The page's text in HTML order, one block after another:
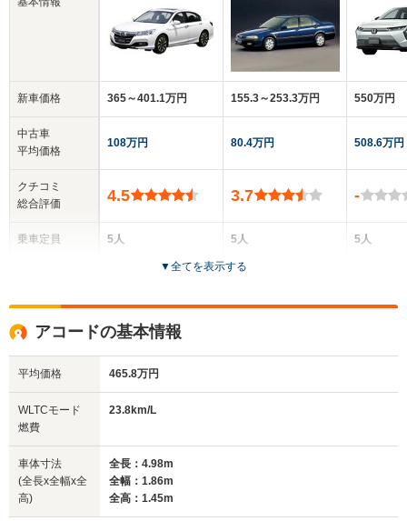
新車価格
中古車
平均価格
クチコミ
総合評価
乗車定員
サイズ
(全長x全幅x全高)
365～401.1万円
108万円
4.5
5人
全高
1.47m
全幅
1.85m
155.3～253.3万円
80.4万円
3.7
5人
4ドア
550万円
508.6万円
-
5人
▼全てを表示する
アコードの基本情報
平均価格 465.8万円
WLTCモード
燃費
23.8km/L
車体寸法
(全長x全幅x全
高)
全長：4.98m
全幅：1.86m
全高：1.45m